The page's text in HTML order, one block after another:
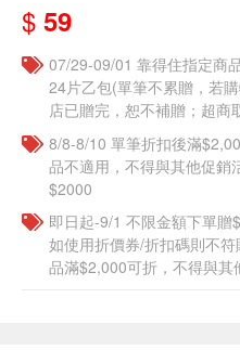
$ 59
07/29-09/01 靠得住指定商
24片乙包(單筆不累贈，若
店已贈完，恕不補贈；超商
8/8-8/10 單筆折扣後滿
品不適用，不得與其他促銷
$2000
即日起-9/1 不限金額下單
如使用折價券/折扣碼則不
品滿$2,000可折，不得與其